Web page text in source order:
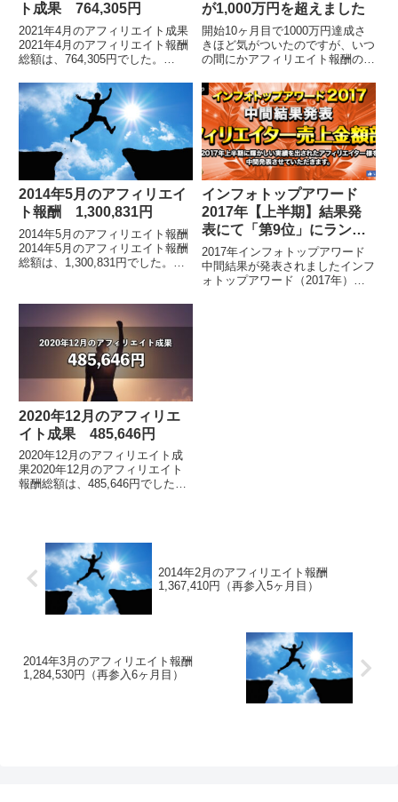
ト成果 764,305円
2021年4月のアフィリエイト成果
2021年4月のアフィリエイト報酬
総額は、764,305円でした。
ォトップ管理画面のフォーマット
が変わりました。アフィリエイト
報酬総...
が1,000万円を超えました
開始10ヶ月目で1000万円達成さ
きほど気がついたのですが、いつ
の間にかアフィリエイト報酬の総
た（2012年11月8日現在）。アフ
ィリエイトをスタートして10ヶ
月目です...
2014年5月のアフィリエイ
ト報酬 1,300,831円
2014年5月のアフィリエイト報酬
2014年5月のアフィリエイト報酬
総額は、1,300,831円でした。拡
こちらです。2013年10月 5...
インフォトップアワード
2017年【上半期】結果発
表にて「第9位」にランク
イン
2017年インフォトップアワード
中間結果が発表されましたインフ
ォトップアワード（2017年）総
2020年12月のアフィリエ
イト成果 485,646円
2020年12月のアフィリエイト成
果2020年12月のアフィリエイト
報酬総額は、485,646円でした。
2014年2月のアフィリエイト報酬
1,367,410円（再参入5ヶ月目）
2014年3月のアフィリエイト報酬
1,284,530円（再参入6ヶ月目）